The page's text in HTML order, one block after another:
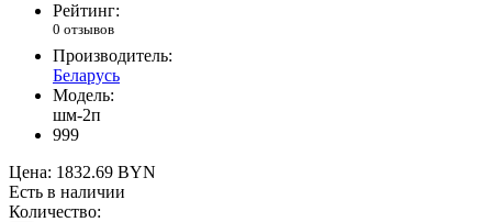
Рейтинг:
0 отзывов
Производитель:
Беларусь
Модель:
шм-2п
999
Цена: 1832.69 BYN
Есть в наличии
Количество: